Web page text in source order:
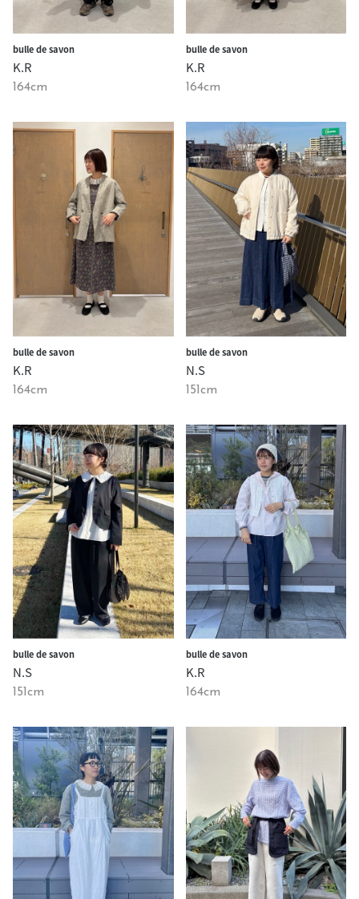
bulle de savon
K.R
164cm
bulle de savon
K.R
164cm
bulle de savon
K.R
164cm
bulle de savon
N.S
151cm
bulle de savon
N.S
151cm
bulle de savon
K.R
164cm